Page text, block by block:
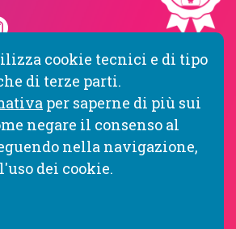
Cookie Policy
di accessibilità
Seconda edizione
cookie tecnici e di tipo
di terze parti.
per saperne di più sui
negare il consenso al
nella navigazione,
dei cookie.